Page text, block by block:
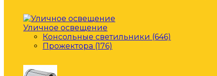
Уличное освещение
Консольные светильники (646)
Прожектора (176)